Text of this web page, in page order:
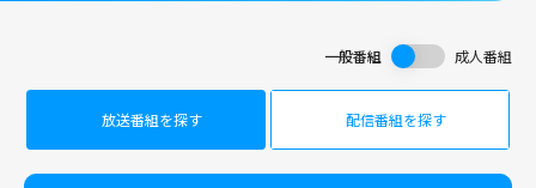
一般番組 成人番組
放送番組を探す 配信番組を探す